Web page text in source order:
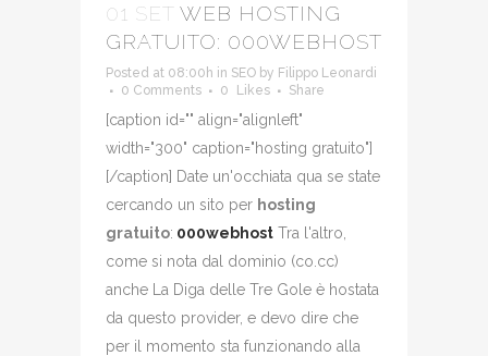
01 SET WEB HOSTING
GRATUITO: 000WEBHOST
Posted at 08:00h in SEO by Filippo Leonardi
0 Comments
0 Likes Share
[caption id="" align="alignleft"
width="300" caption="hosting gratuito"]
[/caption] Date un'occhiata qua se state
cercando un sito per hosting
gratuito: 000webhost Tra l'altro,
come si nota dal dominio (co.cc)
anche La Diga delle Tre Gole è hostata
da questo provider, e devo dire che
per il momento sta funzionando alla